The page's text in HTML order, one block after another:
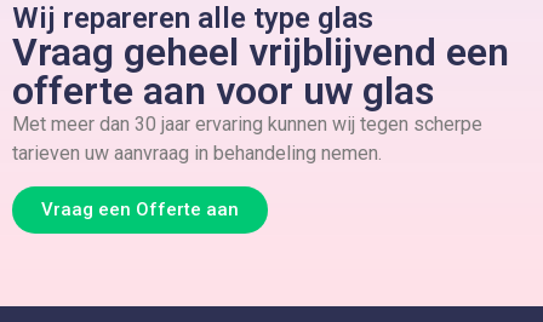
Wij repareren alle type glas
Vraag geheel vrijblijvend een
offerte aan voor uw glas
Met meer dan 30 jaar ervaring kunnen wij tegen scherpe
tarieven uw aanvraag in behandeling nemen.
Vraag een Offerte aan